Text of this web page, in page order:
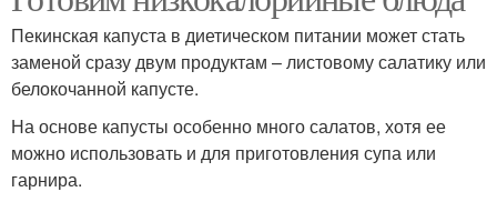
Пекинская капуста в диетическом питании может стать
заменой сразу двум продуктам – листовому салатику или
белокочанной капусте.
На основе капусты особенно много салатов, хотя ее
можно использовать и для приготовления супа или
гарнира.